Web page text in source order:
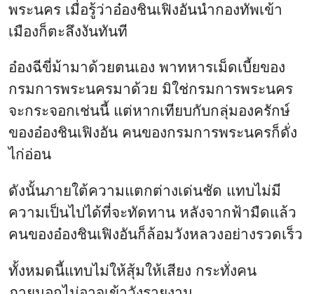
พระนคร เมื่อรู้ว่าอ๋องชินเฟิงอันนำกองทัพเข้า
เมืองก็ตะลึงงันทันที
อ๋องฉีขี่ม้ามาด้วยตนเอง พาทหารเม็ดเบี้ยของ
กรมการพระนครมาด้วย มิใช่กรมการพระนคร
จะกระจอกเช่นนี้ แต่หากเทียบกับกลุ่มองครักษ์
ของอ๋องชินเฟิงอัน คนของกรมการพระนครก็ดั่ง
ไก่อ่อน
ดังนั้นภายใต้ความแตกต่างเด่นชัด แทบไม่มี
ความเป็นไปได้ที่จะทัดทาน หลังจากฟ้ามืดแล้ว
คนของอ๋องชินเฟิงอันก็ล้อมวังหลวงอย่างรวดเร็ว
ทั้งหมดนี้แทบไม่ให้สุ้มให้เสียง กระทั่งคน